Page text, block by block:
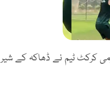
کرکٹ ٹیم نے ڈھاکہ کے شیر